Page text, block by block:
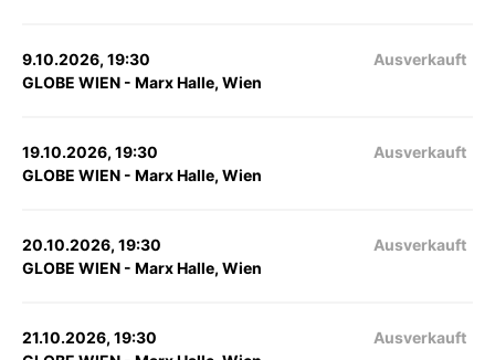
9.10.2026, 19:30
GLOBE WIEN - Marx Halle, Wien
Ausverkauft
19.10.2026, 19:30
GLOBE WIEN - Marx Halle, Wien
Ausverkauft
20.10.2026, 19:30
GLOBE WIEN - Marx Halle, Wien
Ausverkauft
21.10.2026, 19:30
Ausverkauft